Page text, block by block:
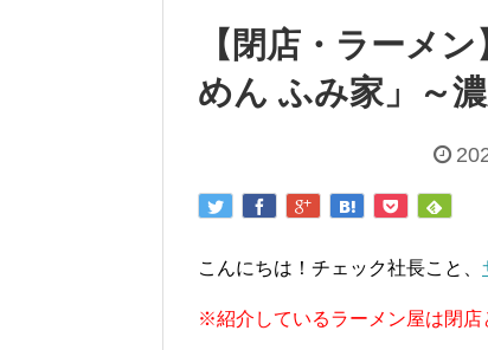
【閉店・ラーメ
めん ふみ家」～
こんにちは！チェック社長こと、
※紹介しているラーメン屋は閉店